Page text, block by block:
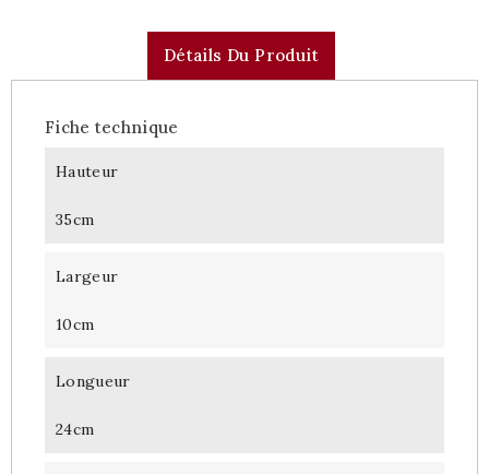
Détails Du Produit
Fiche technique
Hauteur
35cm
Largeur
10cm
Longueur
24cm